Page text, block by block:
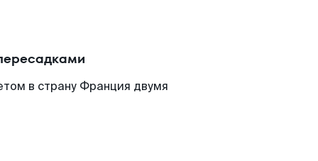
в страну Франция двумя